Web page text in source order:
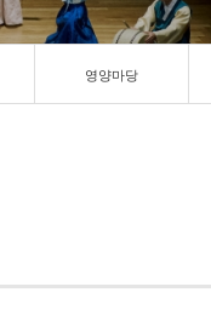
영양마당